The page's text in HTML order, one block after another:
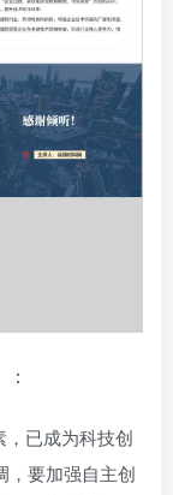
已成为科技创
，要加强自主创